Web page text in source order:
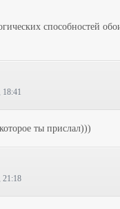
способностей
18:41
ты прислал)))
21:18